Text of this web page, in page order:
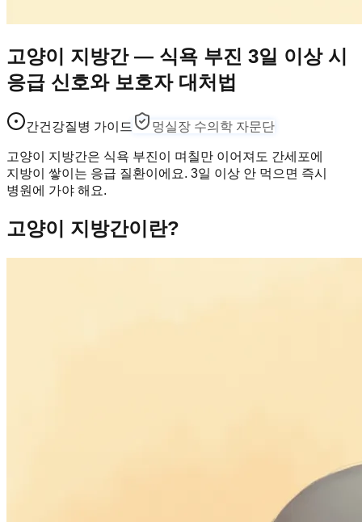
고양이 지방간 — 식욕 부진 3일 이상 시
응급 신호와 보호자 대처법
간건강질병 가이드 멍실장 수의학 자문단
고양이 지방간은 식욕 부진이 며칠만 이어져도 간세포에
지방이 쌓이는 응급 질환이에요. 3일 이상 안 먹으면 즉시
병원에 가야 해요.
고양이 지방간이란?